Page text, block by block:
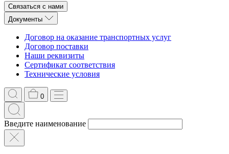
Связаться с нами
Документы
Договор на оказание транспортных услуг
Договор поставки
Наши реквизиты
Сертификат соответствия
Технические условия
0
Введите наименование